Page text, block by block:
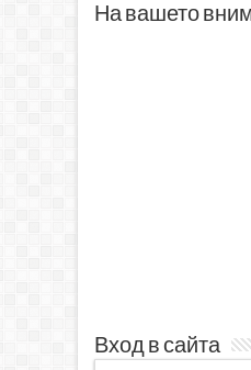
На вашето
Вход в сайта